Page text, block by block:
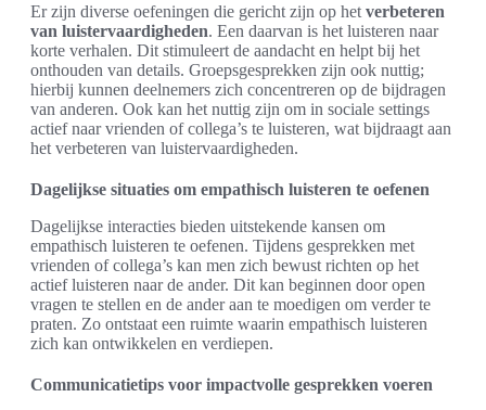
Er zijn diverse oefeningen die gericht zijn op het verbeteren
van luistervaardigheden. Een daarvan is het luisteren naar
korte verhalen. Dit stimuleert de aandacht en helpt bij het
onthouden van details. Groepsgesprekken zijn ook nuttig;
hierbij kunnen deelnemers zich concentreren op de bijdragen
van anderen. Ook kan het nuttig zijn om in sociale settings
actief naar vrienden of collega’s te luisteren, wat bijdraagt aan
het verbeteren van luistervaardigheden.
Dagelijkse situaties om empathisch luisteren te oefenen
Dagelijkse interacties bieden uitstekende kansen om
empathisch luisteren te oefenen. Tijdens gesprekken met
vrienden of collega’s kan men zich bewust richten op het
actief luisteren naar de ander. Dit kan beginnen door open
vragen te stellen en de ander aan te moedigen om verder te
praten. Zo ontstaat een ruimte waarin empathisch luisteren
zich kan ontwikkelen en verdiepen.
Communicatietips voor impactvolle gesprekken voeren